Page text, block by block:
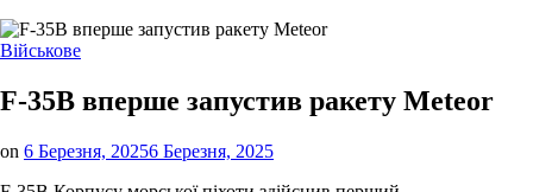
Опублікувати
Військове
F-35B вперше запустив ракету Meteor
on 6 Березня, 20256 Березня, 2025